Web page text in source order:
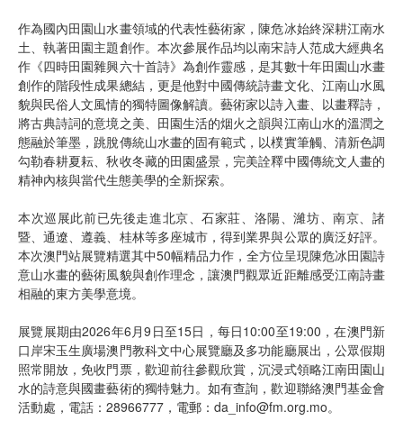
作為國內田園山水畫領域的代表性藝術家，陳危冰始終深耕江南水
土、執著田園主題創作。本次參展作品均以南宋詩人范成大經典名
作《四時田園雜興六十首詩》為創作靈感，是其數十年田園山水畫
創作的階段性成果總結，更是他對中國傳統詩畫文化、江南山水風
貌與民俗人文風情的獨特圖像解讀。藝術家以詩入畫、以畫釋詩，
將古典詩詞的意境之美、田園生活的烟火之韻與江南山水的溫潤之
態融於筆墨，跳脫傳統山水畫的固有範式，以樸實筆觸、清新色調
勾勒春耕夏耘、秋收冬藏的田園盛景，完美詮釋中國傳統文人畫的
精神內核與當代生態美學的全新探索。
本次巡展此前已先後走進北京、石家莊、洛陽、濰坊、南京、諸
暨、通遼、遵義、桂林等多座城市，得到業界與公眾的廣泛好評。
本次澳門站展覽精選其中50幅精品力作，全方位呈現陳危冰田園詩
意山水畫的藝術風貌與創作理念，讓澳門觀眾近距離感受江南詩畫
相融的東方美學意境。
展覽展期由2026年6月9日至15日，每日10:00至19:00，在澳門新
口岸宋玉生廣場澳門教科文中心展覽廳及多功能廳展出，公眾假期
照常開放，免收門票，歡迎前往參觀欣賞，沉浸式領略江南田園山
水的詩意與國畫藝術的獨特魅力。如有查詢，歡迎聯絡澳門基金會
活動處，電話：28966777，電郵：da_info@fm.org.mo。